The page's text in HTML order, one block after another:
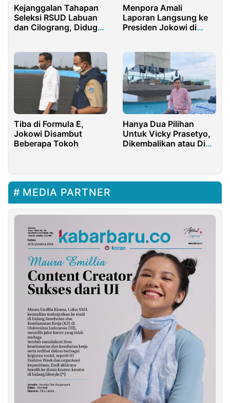
Kejanggalan Tahapan
Seleksi RSUD Labuan
dan Cilograng, Diduga
Menpora Amali
Laporan Langsung ke
Presiden Jokowi di
Tiba di Formula E,
Jokowi Disambut
Beberapa Tokoh
Hanya Dua Pilihan
Untuk Vicky Prasetyo,
Dikembalikan atau Di
MEDIA PARTNER